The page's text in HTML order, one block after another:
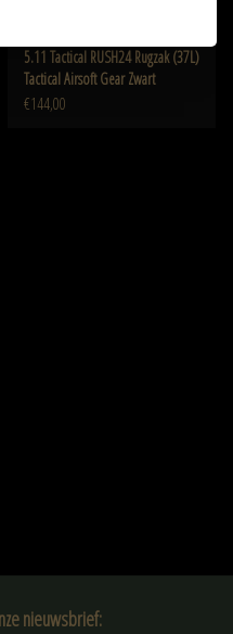
5.11 Tactical RUSH24 Rugzak (37L)
Tactical Airsoft Gear Zwart
€144,00
nieuwsbrief: